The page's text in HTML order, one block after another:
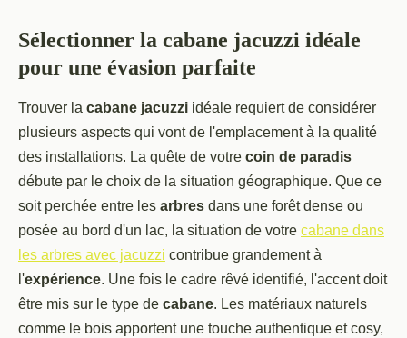
Sélectionner la cabane jacuzzi idéale
pour une évasion parfaite
Trouver la cabane jacuzzi idéale requiert de considérer
plusieurs aspects qui vont de l'emplacement à la qualité
des installations. La quête de votre coin de paradis
débute par le choix de la situation géographique. Que ce
soit perchée entre les arbres dans une forêt dense ou
posée au bord d'un lac, la situation de votre cabane dans
les arbres avec jacuzzi contribue grandement à
l'expérience. Une fois le cadre rêvé identifié, l'accent doit
être mis sur le type de cabane. Les matériaux naturels
comme le bois apportent une touche authentique et cosy,